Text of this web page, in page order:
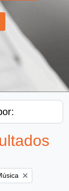
filter: